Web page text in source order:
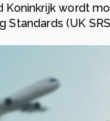
Koninkrijk wordt
Standards (UK